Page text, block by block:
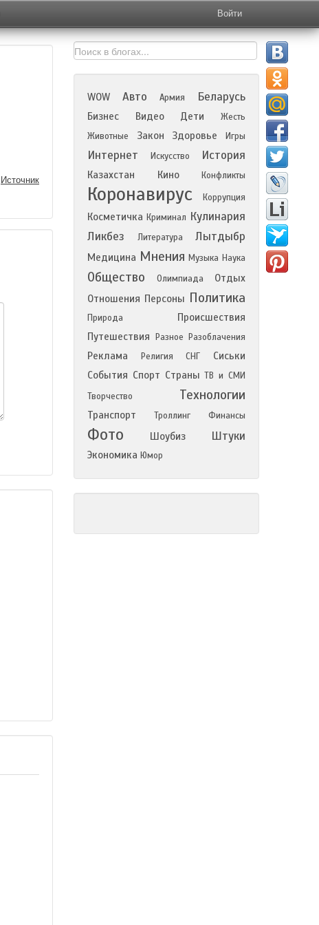
Войти
Источник
WOW Авто Армия Беларусь
Бизнес Видео Дети
Жесть
Животные
Закон Здоровье Игры
Интернет Искусство История
Казахстан Кино Конфликты
Коронавирус Коррупция
Косметичка Криминал Кулинария
Ликбез
Литература Лытдыбр
Медицина Мнения Музыка Наука
Общество Олимпиада
Отдых
Отношения Персоны Политика
Природа
Происшествия
Путешествия
Разное Разоблачения
Реклама Религия СНГ
Сиськи
События Спорт Страны ТВ и СМИ
Творчество
Технологии
Транспорт Троллинг Финансы
Фото Шоубиз Штуки
Экономика Юмор